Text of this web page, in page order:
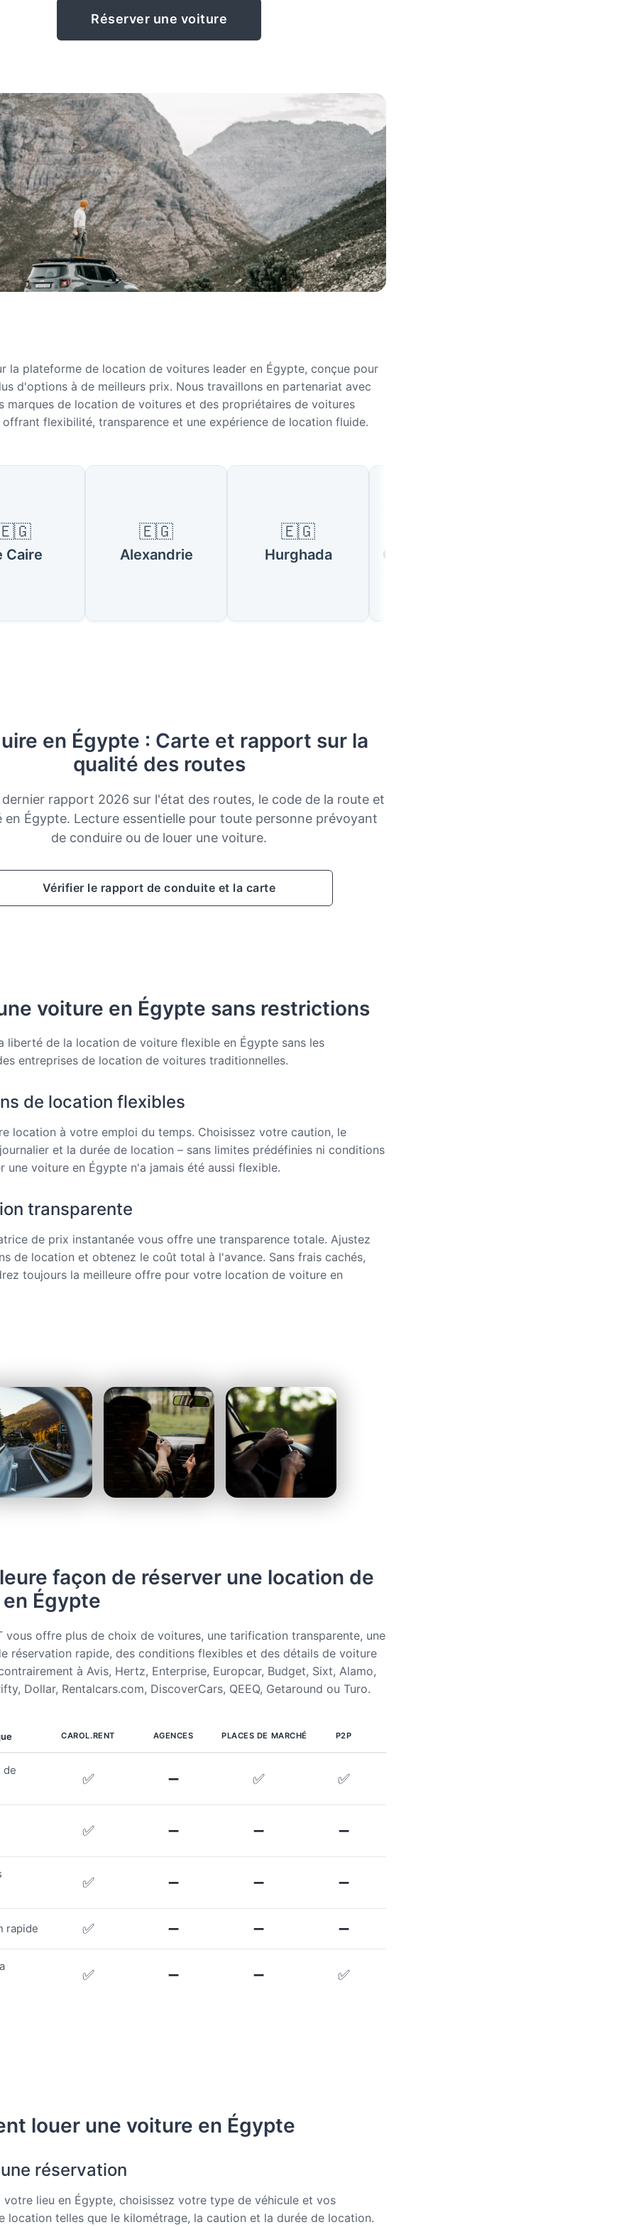
Réserver une voiture
la plateforme de location de voitures leader en Égypte, conçue pour
d'options à de meilleurs prix. Nous travaillons en partenariat avec
marques de location de voitures et des propriétaires de voitures
flexibilité, transparence et une expérience de location fluide.
en Égypte
Caire
🇪🇬
Alexandrie
🇪🇬
Hurghada Charm el-Cheikh
en Égypte : Carte et rapport sur la
qualité des routes
rapport 2026 sur l'état des routes, le code de la route et
en Égypte. Lecture essentielle pour toute personne prévoyant
de conduire ou de louer une voiture.
Vérifier le rapport de conduite et la carte
voiture en Égypte sans restrictions
liberté de la location de voiture flexible en Égypte sans les
entreprises de location de voitures traditionnelles.
de location flexibles
location à votre emploi du temps. Choisissez votre caution, le
et la durée de location – sans limites prédéfinies ni conditions
une voiture en Égypte n'a jamais été aussi flexible.
transparente
de prix instantanée vous offre une transparence totale. Ajustez
de location et obtenez le coût total à l'avance. Sans frais cachés,
toujours la meilleure offre pour votre location de voiture en
façon de réserver une location de
Égypte
vous offre plus de choix de voitures, une tarification transparente, une
réservation rapide, des conditions flexibles et des détails de voiture
à Avis, Hertz, Enterprise, Europcar, Budget, Sixt, Alamo,
Dollar, Rentalcars.com, DiscoverCars, QEEQ, Getaround ou Turo.
CAROL.RENT AGENCES PLACES DE MARCHÉ P2P
de
✅ ➖ ✅ ✅
✅ ➖ ➖ ➖
✅ ➖ ➖ ➖
rapide ✅ ➖ ➖ ➖
✅ ➖ ➖ ✅
louer une voiture en Égypte
réservation
votre lieu en Égypte, choisissez votre type de véhicule et vos
location telles que le kilométrage, la caution et la durée de location.